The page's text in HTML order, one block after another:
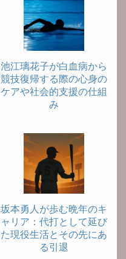
池江璃花子が白血病から
競技復帰する際の心身の
ケアや社会的支援の仕組
み
坂本勇人が歩む晩年のキ
ャリア：代打として延び
た現役生活とその先にあ
る引退